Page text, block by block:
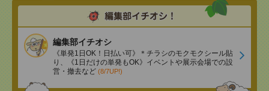
編集部イチオシ
《単発1日OK！日払い可》＊チラシのモクモクシール貼
り、《1日だけの単発もOK》イベントや展示会場での設
営・撤去など (8/7UP!)